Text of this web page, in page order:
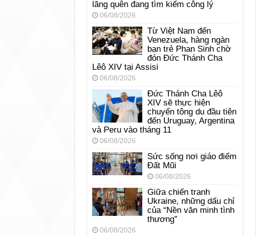
lãng quên đang tìm kiếm công lý
06/08/2026
Từ Việt Nam đến
Venezuela, hàng ngàn
bạn trẻ Phan Sinh chờ
đón Đức Thánh Cha
Lêô XIV tại Assisi
06/08/2026
Đức Thánh Cha Lêô
XIV sẽ thực hiện
chuyến tông du đầu tiên
đến Uruguay, Argentina
và Peru vào tháng 11
06/08/2026
Sức sống nơi giáo điểm
Đất Mũi
06/08/2026
Giữa chiến tranh
Ukraine, những dấu chỉ
của “Nền văn minh tình
thương”
06/08/2026